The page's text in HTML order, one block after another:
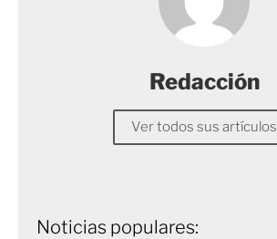
Redacción
Ver todos sus artículos
Noticias populares: